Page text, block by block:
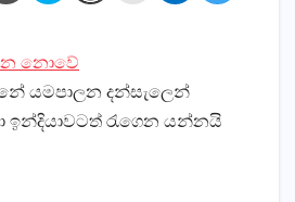
නොවේ
යමපාලන දන්සැලෙන්
ඉන්දියාවටත් රැගෙන යන්නයි